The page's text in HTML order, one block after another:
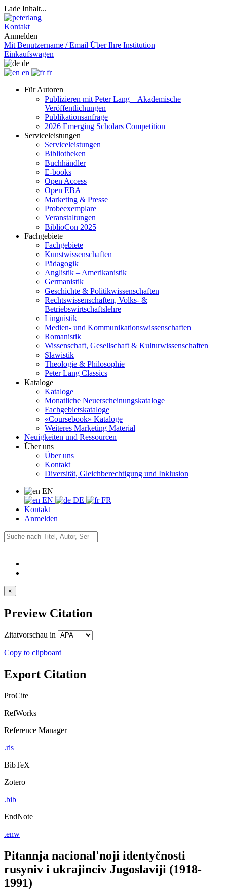
Lade Inhalt...
Kontakt
Anmelden
Mit Benutzername / Email Über Ihre Institution
Einkaufswagen
de
en
fr
Für Autoren
Publizieren mit Peter Lang – Akademische
Veröffentlichungen
Publikationsanfrage
2026 Emerging Scholars Competition
Serviceleistungen
Serviceleistungen
Bibliotheken
Buchhändler
E-books
Open Access
Open EBA
Marketing & Presse
Probeexemplare
Veranstaltungen
BiblioCon 2025
Fachgebiete
Fachgebiete
Kunstwissenschaften
Pädagogik
Anglistik – Amerikanistik
Germanistik
Geschichte & Politikwissenschaften
Rechtswissenschaften, Volks- &
Betriebswirtschaftslehre
Linguistik
Medien- und Kommunikationswissenschaften
Romanistik
Wissenschaft, Gesellschaft & Kulturwissenschaften
Slawistik
Theologie & Philosophie
Peter Lang Classics
Kataloge
Kataloge
Monatliche Neuerscheinungskataloge
Fachgebietskataloge
«Coursebook» Kataloge
Weiteres Marketing Material
Neuigkeiten und Ressourcen
Über uns
Über uns
Kontakt
Diversität, Gleichberechtigung und Inklusion
EN
EN
DE
FR
Kontakt
Anmelden
×
Preview Citation
Zitatvorschau in
Copy to clipboard
Export Citation
ProCite
RefWorks
Reference Manager
.ris
BibTeX
Zotero
.bib
EndNote
.enw
Pitannja nacional'noji identyčnosti
rusyniv i ukrajinciv Jugoslaviji (1918-
1991)